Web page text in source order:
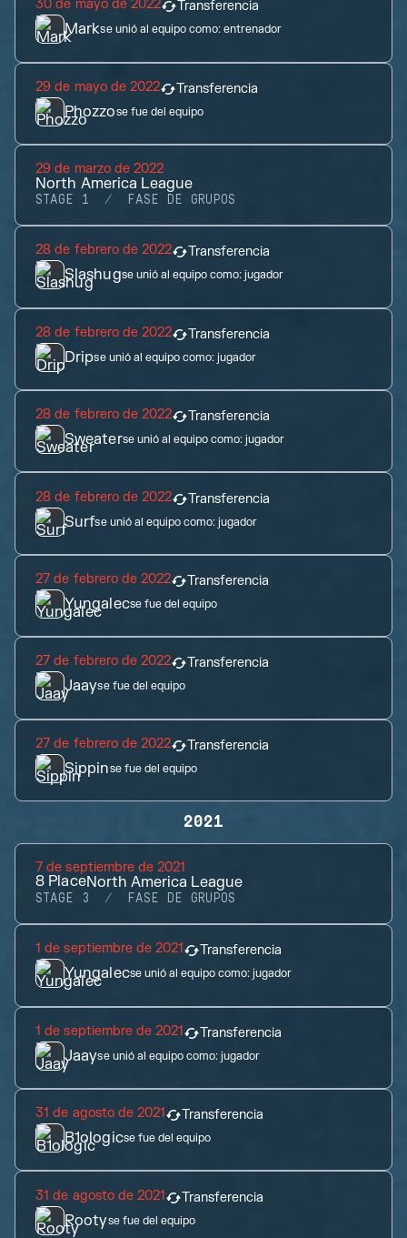
30 de mayo de 2022 Transferencia
Markse unió al equipo como:entrenador
29 de mayo de 2022 Transferencia
Phozzose fue del equipo
29 de marzo de 2022
North America League
STAGE 1 FASE DE GRUPOS
28 de febrero de 2022 Transferencia
Slashugse unió al equipo como:jugador
28 de febrero de 2022 Transferencia
Dripse unió al equipo como:jugador
28 de febrero de 2022 Transferencia
Sweaterse unió al equipo como:jugador
28 de febrero de 2022 Transferencia
Surfse unió al equipo como:jugador
27 de febrero de 2022 Transferencia
Yungalecse fue del equipo
27 de febrero de 2022 Transferencia
Jaayse fue del equipo
27 de febrero de 2022 Transferencia
Sippinse fue del equipo
2021
7 de septiembre de 2021
8 PlaceNorth America League
STAGE 3 FASE DE GRUPOS
1 de septiembre de 2021 Transferencia
Yungalecse unió al equipo como:jugador
1 de septiembre de 2021 Transferencia
Jaayse unió al equipo como:jugador
31 de agosto de 2021 Transferencia
B1ologicse fue del equipo
31 de agosto de 2021 Transferencia
Rootyse fue del equipo